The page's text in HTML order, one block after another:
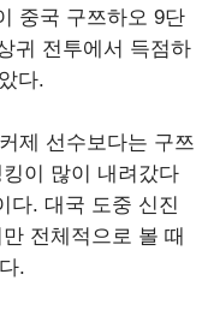
중국 구쯔하오 9단
귀 전투에서 득점하
다.
제 선수보다는 구쯔
이 많이 내려갔다
다. 대국 도중 신진
전체적으로 볼 때
.